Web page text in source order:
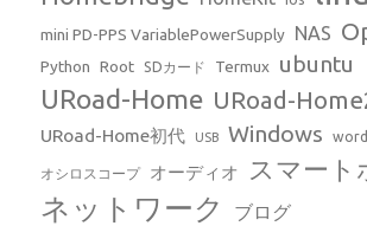
mini PD-PPS VariablePowerSupply NAS
Python Root SDカード Termux ubuntu
URoad-Home URoad-
URoad-Home初代 USB Windows
オシロスコープ オーディオ スマート
ネットワーク ブログ